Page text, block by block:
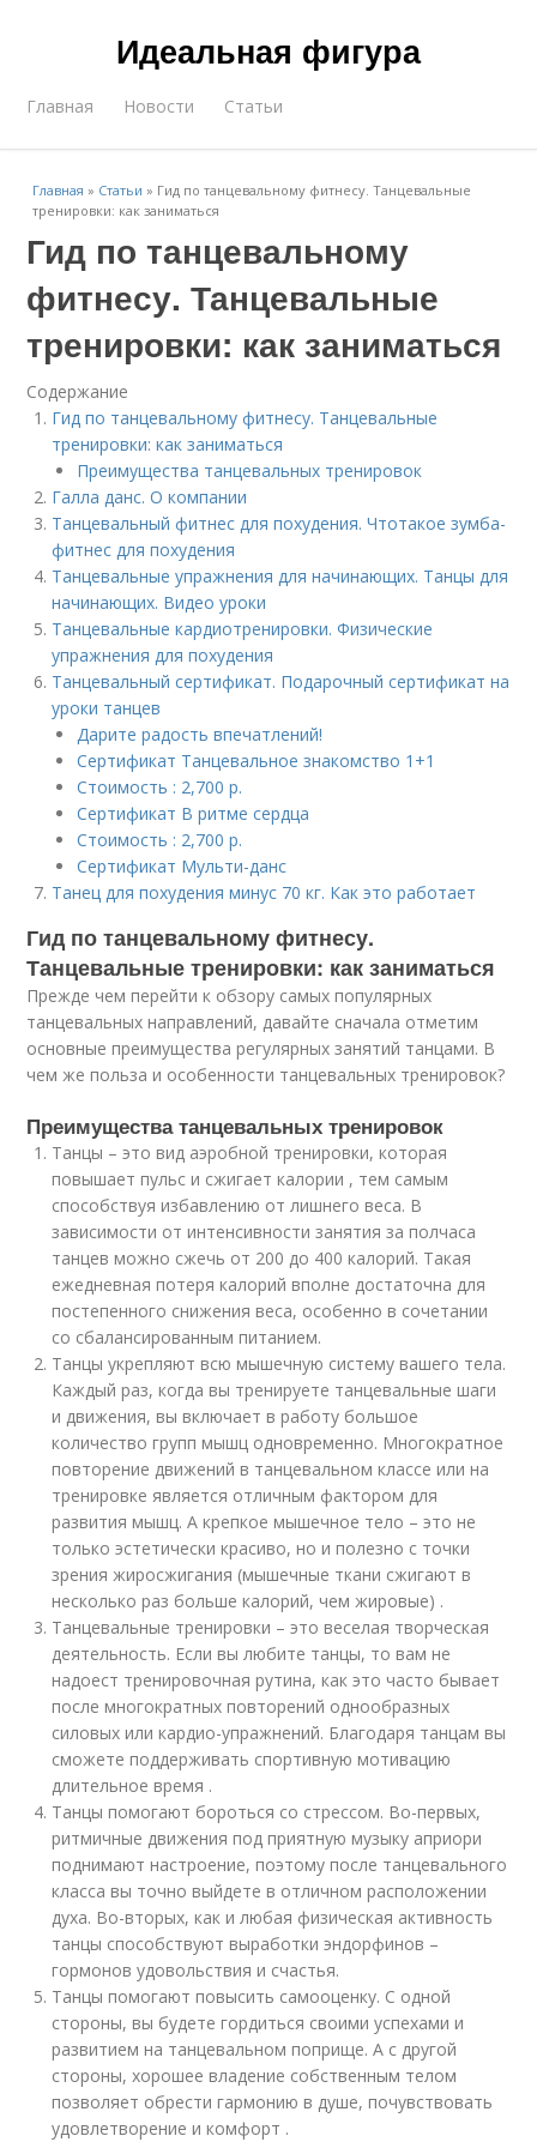
Идеальная фигура
Главная Новости Статьи
Главная » Статьи » Гид по танцевальному фитнесу. Танцевальные
тренировки: как заниматься
Гид по танцевальному
фитнесу. Танцевальные
тренировки: как заниматься
Содержание
Гид по танцевальному фитнесу. Танцевальные
тренировки: как заниматься
Преимущества танцевальных тренировок
Галла данс. О компании
Танцевальный фитнес для похудения. Чтотакое зумба-
фитнес для похудения
Танцевальные упражнения для начинающих. Танцы для
начинающих. Видео уроки
Танцевальные кардиотренировки. Физические
упражнения для похудения
Танцевальный сертификат. Подарочный сертификат на
уроки танцев
Дарите радость впечатлений!
Сертификат Танцевальное знакомство 1+1
Стоимость : 2,700 р.
Сертификат В ритме сердца
Стоимость : 2,700 р.
Cертификат Мульти-данс
Танец для похудения минус 70 кг. Как это работает
Гид по танцевальному фитнесу.
Танцевальные тренировки: как заниматься
Прежде чем перейти к обзору самых популярных
танцевальных направлений, давайте сначала отметим
основные преимущества регулярных занятий танцами. В
чем же польза и особенности танцевальных тренировок?
Преимущества танцевальных тренировок
Танцы – это вид аэробной тренировки, которая
повышает пульс и сжигает калории , тем самым
способствуя избавлению от лишнего веса. В
зависимости от интенсивности занятия за полчаса
танцев можно сжечь от 200 до 400 калорий. Такая
ежедневная потеря калорий вполне достаточна для
постепенного снижения веса, особенно в сочетании
со сбалансированным питанием.
Танцы укрепляют всю мышечную систему вашего тела.
Каждый раз, когда вы тренируете танцевальные шаги
и движения, вы включает в работу большое
количество групп мышц одновременно. Многократное
повторение движений в танцевальном классе или на
тренировке является отличным фактором для
развития мышц. А крепкое мышечное тело – это не
только эстетически красиво, но и полезно с точки
зрения жиросжигания (мышечные ткани сжигают в
несколько раз больше калорий, чем жировые) .
Танцевальные тренировки – это веселая творческая
деятельность. Если вы любите танцы, то вам не
надоест тренировочная рутина, как это часто бывает
после многократных повторений однообразных
силовых или кардио-упражнений. Благодаря танцам вы
сможете поддерживать спортивную мотивацию
длительное время .
Танцы помогают бороться со стрессом. Во-первых,
ритмичные движения под приятную музыку априори
поднимают настроение, поэтому после танцевального
класса вы точно выйдете в отличном расположении
духа. Во-вторых, как и любая физическая активность
танцы способствуют выработки эндорфинов –
гормонов удовольствия и счастья.
Танцы помогают повысить самооценку. С одной
стороны, вы будете гордиться своими успехами и
развитием на танцевальном поприще. А с другой
стороны, хорошее владение собственным телом
позволяет обрести гармонию в душе, почувствовать
удовлетворение и комфорт .